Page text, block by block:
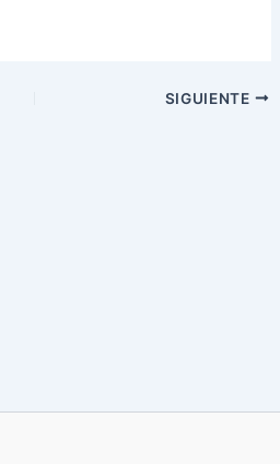
SIGUIENTE